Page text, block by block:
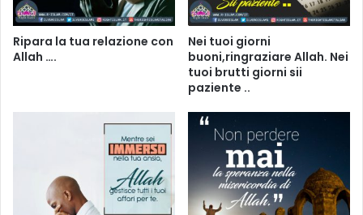
Ripara la tua relazione con
Allah ….
Nei tuoi giorni
buoni,ringraziare Allah. Nei
tuoi brutti giorni sii
paziente ..